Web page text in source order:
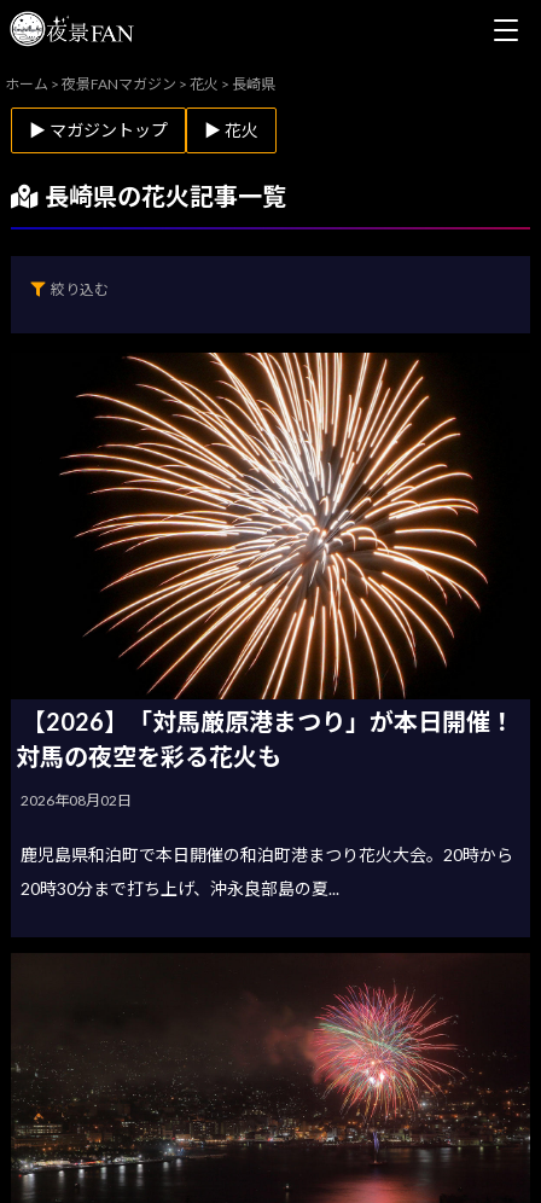
ホーム >夜景FANマガジン >花火 > 長崎県
▶ マガジントップ ▶ 花火
長崎県の花火記事一覧
絞り込む
【2026】「対馬厳原港まつり」が本日開催！
対馬の夜空を彩る花火も
2026年08月02日
鹿児島県和泊町で本日開催の和泊町港まつり花火大会。20時から
20時30分まで打ち上げ、沖永良部島の夏...